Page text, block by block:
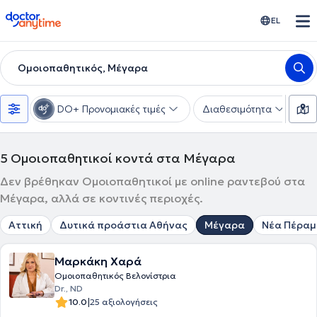
doctoranytime EL
Ομοιοπαθητικός, Μέγαρα
DO+ Προνομιακές τιμές Διαθεσιμότητα
5 Ομοιοπαθητικοί κοντά στα Μέγαρα
Δεν βρέθηκαν Ομοιοπαθητικοί με online ραντεβού στα
Μέγαρα, αλλά σε κοντινές περιοχές.
Αττική Δυτικά προάστια Αθήνας Μέγαρα Νέα
Μαρκάκη Χαρά
Ομοιοπαθητικός Βελονίστρια
Dr., ND
10.0|25 αξιολογήσεις